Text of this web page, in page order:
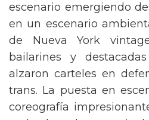
escenario emergiendo
en un escenario
de Nueva York
bailarines y
alzaron carteles en
trans. La puesta en
coreografía